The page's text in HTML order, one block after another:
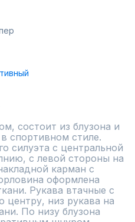
состоит из блузона и
спортивном стиле.
силуэта с центральной
с левой стороны на
карман с
оформлена
Рукава втачные с
низ рукава на
По низу блузона